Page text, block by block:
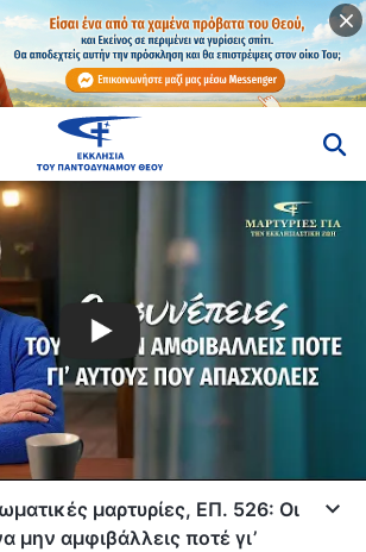
μαρτυρίες, ΕΠ. 526: Οι
μην αμφιβάλλεις ποτέ γι’